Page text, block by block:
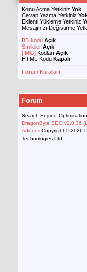
Konu Acma Yetkiniz Yok
Cevap Yazma Yetkiniz
Eklenti Yükleme Yetkiniz
Mesajınızı Değiştirme
BB kodu Açık
Smileler Açık
[IMG] Kodları Açık
HTML-Kodu Kapalı
Forum Kuralları
Forum
Search Engine
DragonByte SEO v2.0.36
Addons Copyright © 2026
Technologies Ltd.